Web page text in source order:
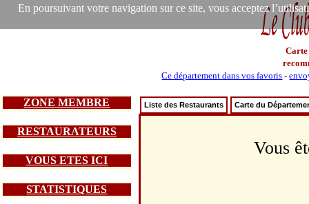
En poursuivant votre navigation sur ce site, vous acceptez
Carte
Ce département dans vos favoris -
ZONE MEMBRE
RESTAURATEURS
VOUS ETES ICI
STATISTIQUES
Liste des Restaurants Carte du
Vous